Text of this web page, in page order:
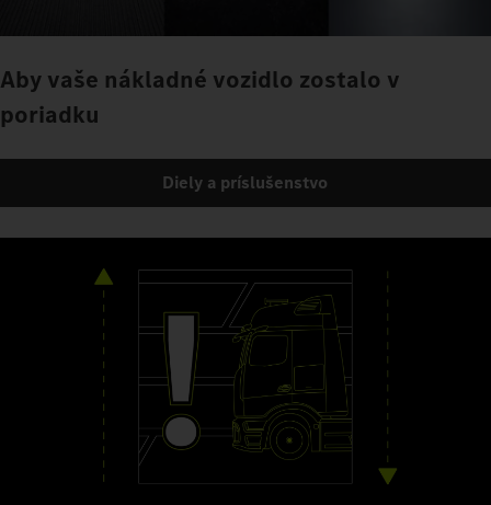
Aby vaše nákladné vozidlo zostalo v
poriadku
Diely a príslušenstvo